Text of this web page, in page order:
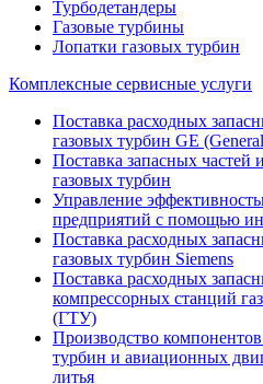
Турбодетандеры
Газовые турбины
Лопатки газовых турбин
Комплексные сервисные услуги
Поставка расходных
газовых турбин GE
Поставка запасных
газовых турбин
Управление
предприятий с помощью
Поставка расходных
газовых турбин Siemens
Поставка расходных
компрессорных станций
(ГТУ)
Производство
турбин и авиационных
литья